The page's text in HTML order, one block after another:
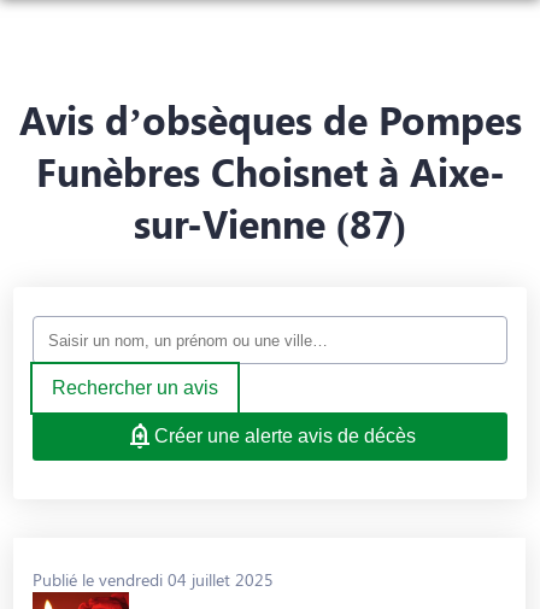
PRÉVOIR SES OBSÈQUES
MONUMENTS FUNÉRAIRES
NOTRE AGENCE
NOS PRESTATIONS
FUNÉRARIUM
NOTRE CHAMBRE FUNÉRAIRE
Avis d’obsèques de Pompes
Funèbres Choisnet à Aixe-
sur-Vienne (87)
Rechercher un avis
Créer une alerte avis de décès
Publié le vendredi 04 juillet 2025